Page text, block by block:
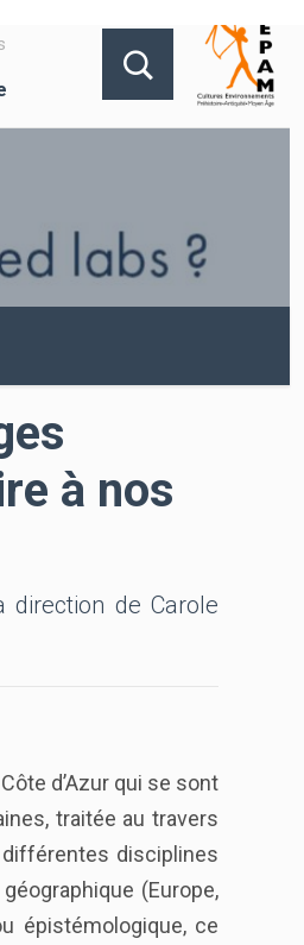
à nos
direction de Carole
d’Azur qui se sont
traitée au travers
disciplines
(Europe,
épistémologique, ce